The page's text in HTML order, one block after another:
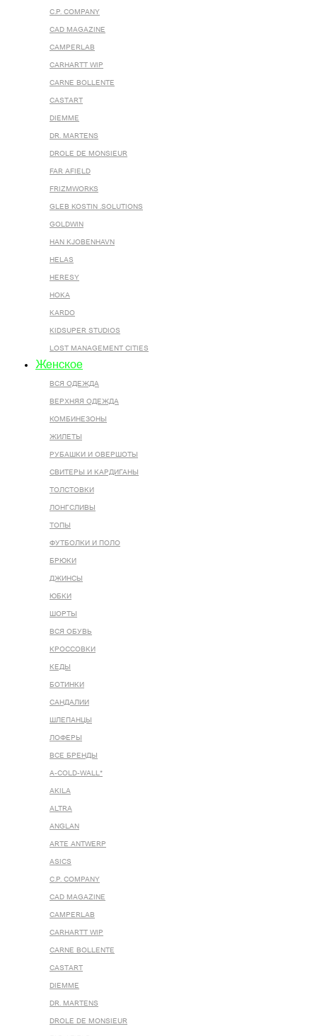
C.P. COMPANY
CAD MAGAZINE
CAMPERLAB
CARHARTT WIP
CARNE BOLLENTE
CASTART
DIEMME
DR. MARTENS
DROLE DE MONSIEUR
FAR AFIELD
FRIZMWORKS
GLEB KOSTIN .SOLUTIONS
GOLDWIN
HAN KJOBENHAVN
HELAS
HERESY
HOKA
KARDO
KIDSUPER STUDIOS
LOST MANAGEMENT CITIES
Женское
ВСЯ ОДЕЖДА
ВЕРХНЯЯ ОДЕЖДА
КОМБИНЕЗОНЫ
ЖИЛЕТЫ
РУБАШКИ И ОВЕРШОТЫ
СВИТЕРЫ И КАРДИГАНЫ
ТОЛСТОВКИ
ЛОНГСЛИВЫ
ТОПЫ
ФУТБОЛКИ И ПОЛО
БРЮКИ
ДЖИНСЫ
ЮБКИ
ШОРТЫ
ВСЯ ОБУВЬ
КРОССОВКИ
КЕДЫ
БОТИНКИ
САНДАЛИИ
ШЛЕПАНЦЫ
ЛОФЕРЫ
ВСЕ БРЕНДЫ
A-COLD-WALL*
AKILA
ALTRA
ANGLAN
ARTE ANTWERP
ASICS
C.P. COMPANY
CAD MAGAZINE
CAMPERLAB
CARHARTT WIP
CARNE BOLLENTE
CASTART
DIEMME
DR. MARTENS
DROLE DE MONSIEUR